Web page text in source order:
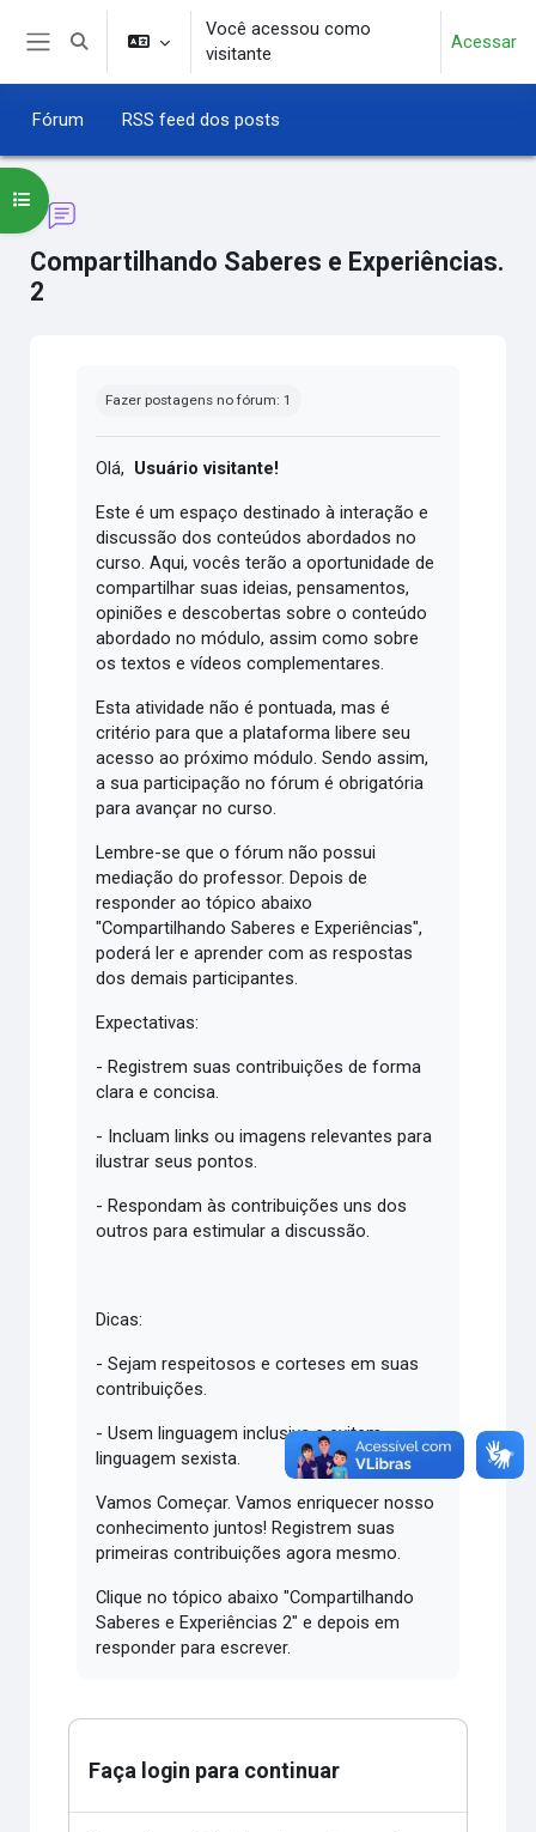
Ir para o conteúdo principal
Alternar entrada de pesquisa
Você acessou como
visitante
Acessar
Fórum RSS feed dos posts
Compartilhando Saberes e Experiências.
2
Abrir índice do curso
Fazer postagens no fórum: 1
Olá, Usuário visitante!
Este é um espaço destinado à interação e
discussão dos conteúdos abordados no
curso. Aqui, vocês terão a oportunidade de
compartilhar suas ideias, pensamentos,
opiniões e descobertas sobre o conteúdo
abordado no módulo, assim como sobre
os textos e vídeos complementares.
Esta atividade não é pontuada, mas é
critério para que a plataforma libere seu
acesso ao próximo módulo. Sendo assim,
a sua participação no fórum é obrigatória
para avançar no curso.
Lembre-se que o fórum não possui
mediação do professor. Depois de
responder ao tópico abaixo
"Compartilhando Saberes e Experiências",
poderá ler e aprender com as respostas
dos demais participantes.
Expectativas:
- Registrem suas contribuições de forma
clara e concisa.
- Incluam links ou imagens relevantes para
ilustrar seus pontos.
- Respondam às contribuições uns dos
outros para estimular a discussão.
Dicas:
- Sejam respeitosos e corteses em suas
contribuições.
- Usem linguagem inclusiva e evitem
linguagem sexista.
Vamos Começar. Vamos enriquecer nosso
conhecimento juntos! Registrem suas
primeiras contribuições agora mesmo.
Clique no tópico abaixo "Compartilhando
Saberes e Experiências 2" e depois em
responder para escrever.
Faça login para continuar